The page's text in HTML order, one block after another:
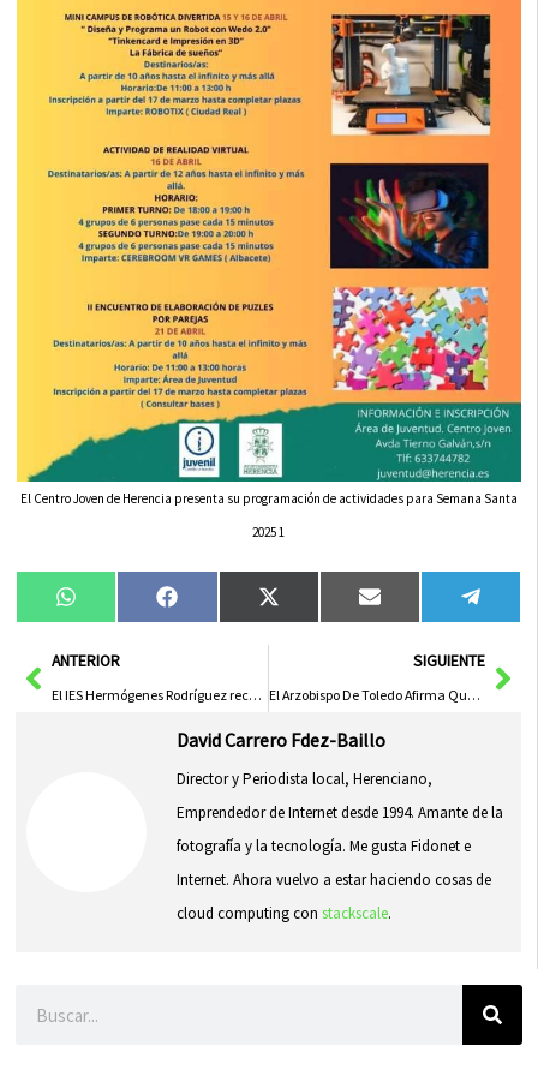
El Centro Joven de Herencia presenta su programación de actividades para Semana Santa
2025 1
Compartir
en
WhatsAppCompartir
en
FacebookCompartir
en
X
(Twitter)
Compartir
en
Email
en
AntANTERIOR
El IES Hermógenes Rodríguez reconoce a Marisa Moraleda en el IX Certamen Inolvidables
SIGUIENTE
El Arzobispo De Toledo Afirma Que El Papa Seguirá La Voluntad Divina Sin Confirmar Rumores De Renuncia
David Carrero Fdez-Baillo
Director y Periodista local, Herenciano,
Emprendedor de Internet desde 1994. Amante de la
fotografía y la tecnología. Me gusta Fidonet e
Internet. Ahora vuelvo a estar haciendo cosas de
cloud computing con stackscale.